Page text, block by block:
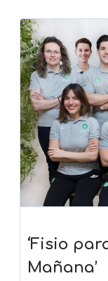
‘Fisio
Mañana’